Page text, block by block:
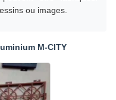
ou images.
M-CITY